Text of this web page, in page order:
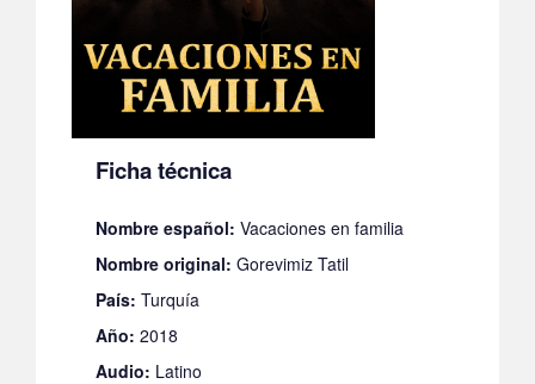
Ficha técnica
Nombre español: Vacaciones en familia
Nombre original: Gorevimiz Tatil
País: Turquía
Año: 2018
Audio: Latino